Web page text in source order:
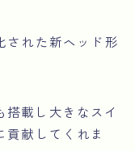
された新ヘッド形
搭載し大きなスイ
献してくれま